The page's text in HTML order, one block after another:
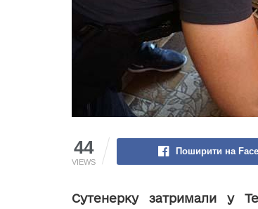
44
VIEWS
Поширити на
Сутенерку затримали у